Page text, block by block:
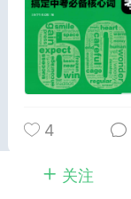
词（附解析）
关注
4
admin